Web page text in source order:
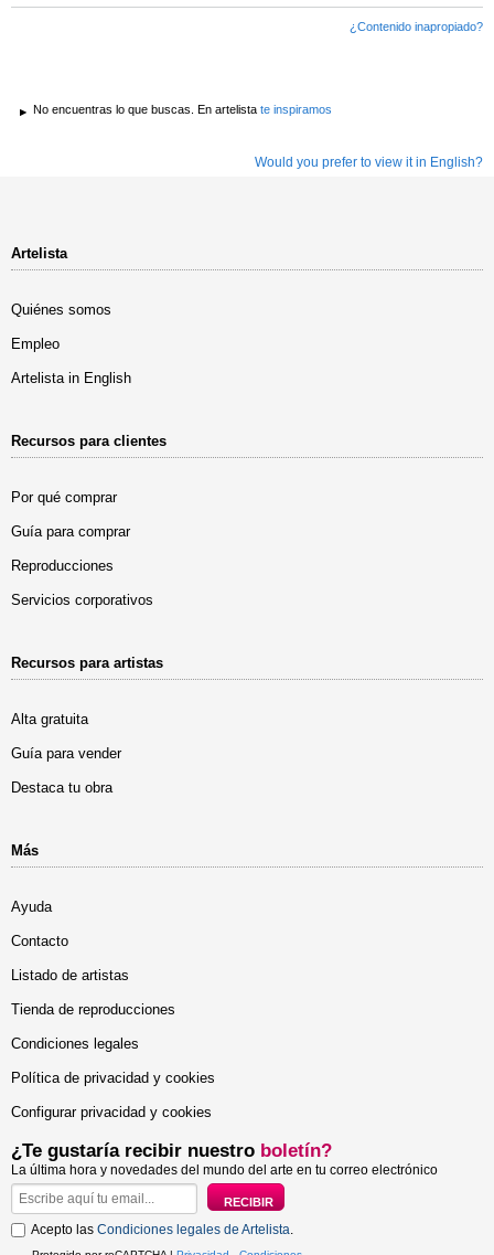
¿Contenido inapropiado?
No encuentras lo que buscas. En artelista te inspiramos
Would you prefer to view it in English?
Artelista
Quiénes somos
Empleo
Artelista in English
Recursos para clientes
Por qué comprar
Guía para comprar
Reproducciones
Servicios corporativos
Recursos para artistas
Alta gratuita
Guía para vender
Destaca tu obra
Más
Ayuda
Contacto
Listado de artistas
Tienda de reproducciones
Condiciones legales
Política de privacidad y cookies
Configurar privacidad y cookies
¿Te gustaría recibir nuestro boletín?
La última hora y novedades del mundo del arte en tu correo electrónico
Acepto las Condiciones legales de Artelista.